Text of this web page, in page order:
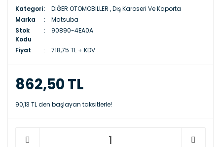
Kategori DİĞER OTOMOBİLLER ,Dış Karoseri Ve Kaporta
Marka
Matsuba
Stok
Kodu
90890-4EA0A
Fiyat 718,75 TL + KDV
862,50 TL
90,13 TL den başlayan taksitlerle!